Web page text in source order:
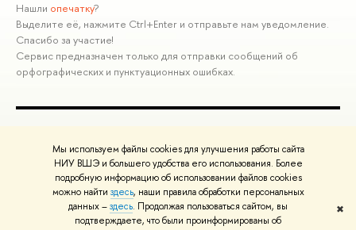
Мы используем файлы cookies для улучшения работы сайта
НИУ ВШЭ и большего удобства его использования. Более
подробную информацию об использовании файлов cookies
можно найти здесь, наши правила обработки персональных
данных –здесь. Продолжая пользоваться сайтом, вы
подтверждаете, что были проинформированы об
✖
Нашли опечатку?
Выделите её, нажмите Ctrl+Enter и отправьте нам уведомление.
Спасибо за участие!
Сервис предназначен только для отправки сообщений об
орфографических и пунктуационных ошибках.
Министерство науки и высшего образования РФ
Министерство просвещения РФ
Массовые открытые онлайн-курсы